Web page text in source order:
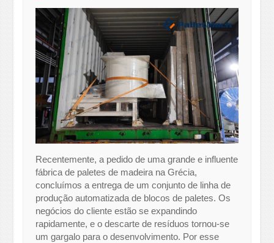
Recentemente, a pedido de uma grande e influente
fábrica de paletes de madeira na Grécia,
concluímos a entrega de um conjunto de linha de
produção automatizada de blocos de paletes. Os
negócios do cliente estão se expandindo
rapidamente, e o descarte de resíduos tornou-se
um gargalo para o desenvolvimento. Por esse